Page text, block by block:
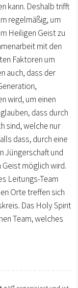
kann. Deshalb trifft
regelmäßig, um
Heiligen Geist zu
mit den
Faktoren um
auch, dass der
wird, um einen
dass durch
sind, welche nur
dass, durch eine
Jüngerschaft und
möglich wird.
Leitungs-Team
Orte treffen sich
Das Holy Spirit
Team, welches